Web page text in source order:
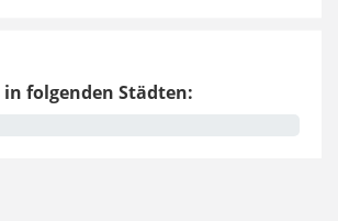
in folgenden Städten: